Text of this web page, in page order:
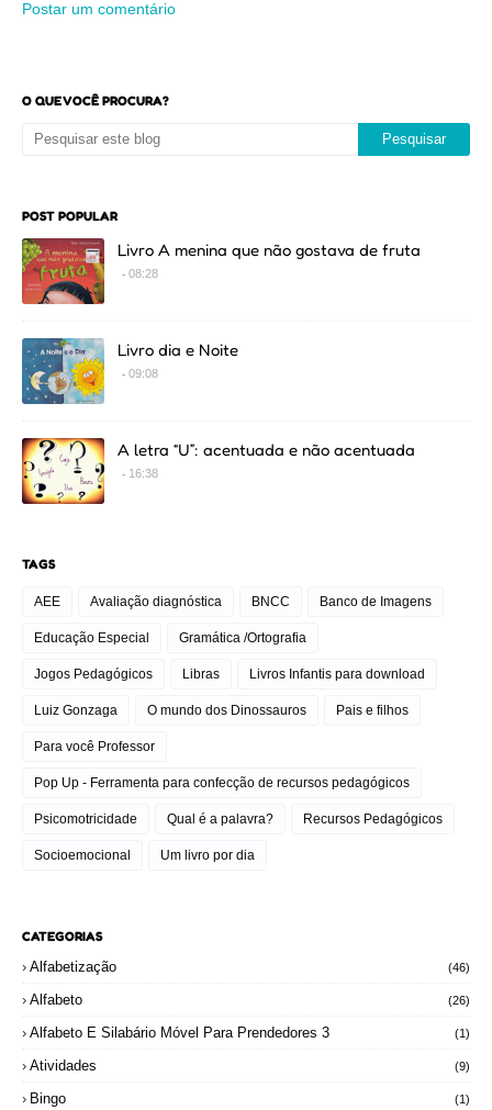
Postar um comentário
O QUE VOCÊ PROCURA?
POST POPULAR
Livro A menina que não gostava de fruta
08:28
Livro dia e Noite
09:08
A letra “U”: acentuada e não acentuada
16:38
TAGS
AEE Avaliação diagnóstica BNCC Banco de Imagens
Educação Especial Gramática /Ortografia
Jogos Pedagógicos Libras Livros Infantis para download
Luiz Gonzaga O mundo dos Dinossauros Pais e filhos
Para você Professor
Pop Up - Ferramenta para confecção de recursos pedagógicos
Psicomotricidade Qual é a palavra? Recursos Pedagógicos
Socioemocional Um livro por dia
CATEGORIAS
Alfabetização
(46)
Alfabeto (26)
Alfabeto E Silabário Móvel Para Prendedores 3 (1)
Atividades (9)
Bingo (1)